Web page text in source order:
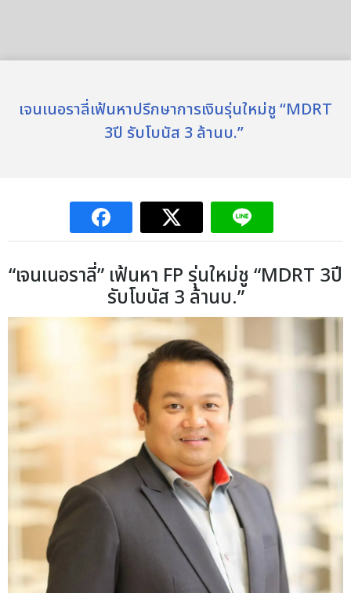
เจนเนอราลี่เฟ้นหาปรึกษาการเงินรุ่นใหม่ชู “MDRT
3ปี รับโบนัส 3 ล้านบ.”
“เจนเนอราลี่” เฟ้นหา FP รุ่นใหม่ชู “MDRT 3ปี
รับโบนัส 3 ล้านบ.”